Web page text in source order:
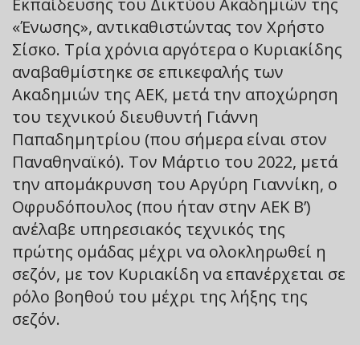
«Ένωσης», αντικαθιστώντας τον Χρήστο
Σίσκο. Τρία χρόνια αργότερα ο Κυριακίδης
αναβαθμίστηκε σε επικεφαλής των
Ακαδημιών της ΑΕΚ, μετά την αποχώρηση
του τεχνικού διευθυντή Γιάννη
Παπαδημητρίου (που σήμερα είναι στον
Παναθηναϊκό). Τον Μάρτιο του 2022, μετά
την απομάκρυνση του Αργύρη Γιαννίκη, ο
Οφρυδόπουλος (που ήταν στην ΑΕΚ Β’)
ανέλαβε υπηρεσιακός τεχνικός της
πρώτης ομάδας μέχρι να ολοκληρωθεί η
σεζόν, με τον Κυριακίδη να επανέρχεται σε
ρόλο βοηθού του μέχρι της λήξης της
σεζόν.